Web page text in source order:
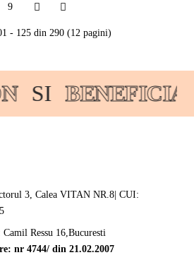
9
- 125 din 290 (12 pagini)
SI
3, Calea VITAN NR.8| CUI:
Ressu 16,Bucuresti
nr 4744/ din 21.02.2007